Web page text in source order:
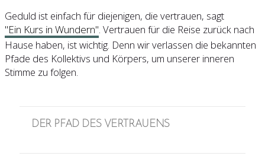
Geduld ist einfach für diejenigen, die vertrauen, sagt
"Ein Kurs in Wundern". Vertrauen für die Reise zurück nach
Hause haben, ist wichtig. Denn wir verlassen die bekannten
Pfade des Kollektivs und Körpers, um unserer inneren
Stimme zu folgen.
DER PFAD DES VERTRAUENS